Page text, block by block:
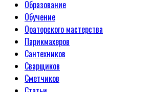
Образование
Обучение
Ораторского мастерства
Парикмахеров
Сантехников
Сварщиков
Сметчиков